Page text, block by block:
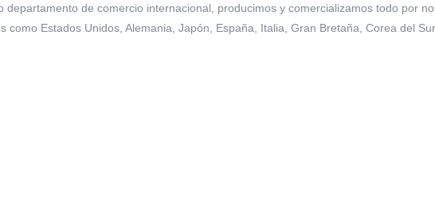
de comercio internacional, producimos y comercializamos todo por
Estados Unidos, Alemania, Japón, España, Italia, Gran Bretaña, Corea del